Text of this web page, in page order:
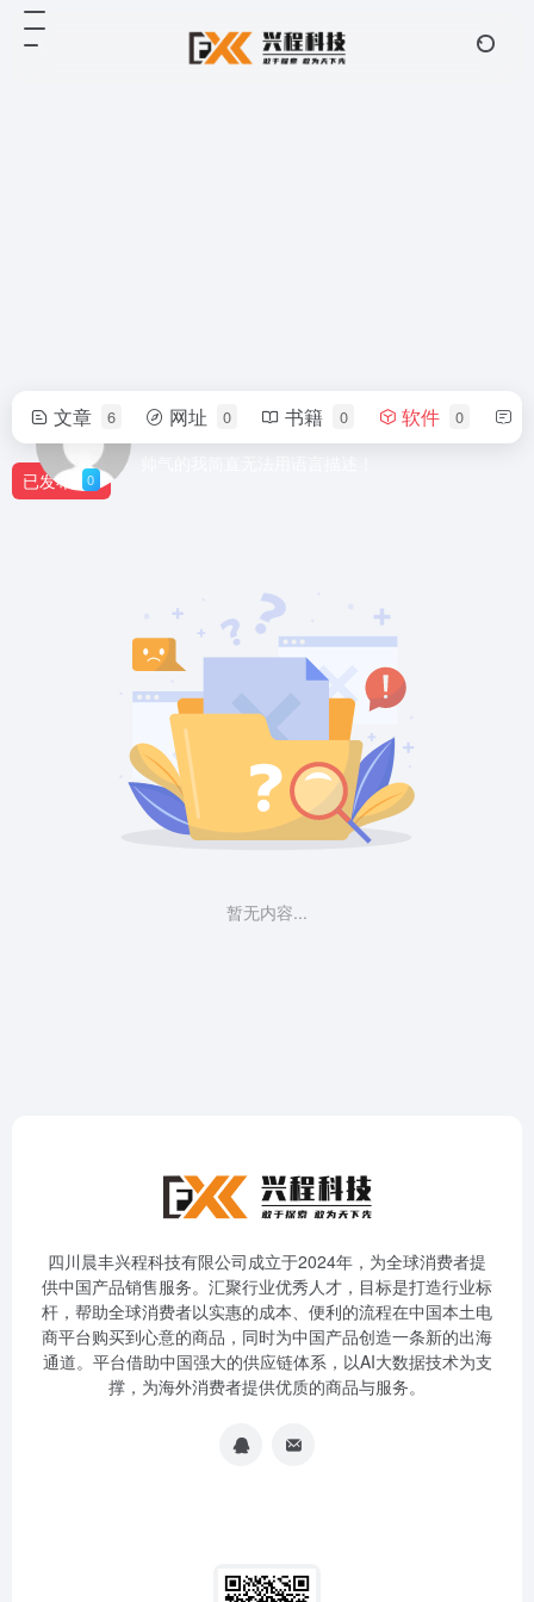
arch chen
文章 6 网址 0 书籍 0 软件 0
已发布 0
暂无内容...
四川晨丰兴程科技有限公司成立于2024年，为全球消费者提
供中国产品销售服务。汇聚行业优秀人才，目标是打造行业标
杆，帮助全球消费者以实惠的成本、便利的流程在中国本土电
商平台购买到心意的商品，同时为中国产品创造一条新的出海
通道。平台借助中国强大的供应链体系，以AI大数据技术为支
撑，为海外消费者提供优质的商品与服务。